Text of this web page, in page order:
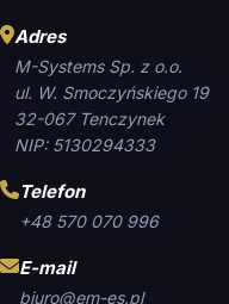
Adres
M-Systems Sp. z o.o.
ul. W. Smoczyńskiego 19
32-067 Tenczynek
NIP: 5130294333
Telefon
+48 570 070 996
E-mail
biuro@em-es.pl